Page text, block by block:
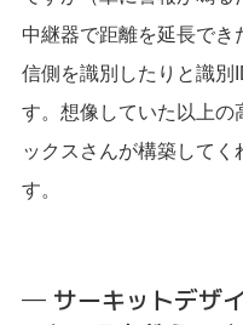
中継器で距離を延長で
信側を識別したりと識別
す。想像していた以上の
ックスさんが構築して
す。
─ サーキットデザ